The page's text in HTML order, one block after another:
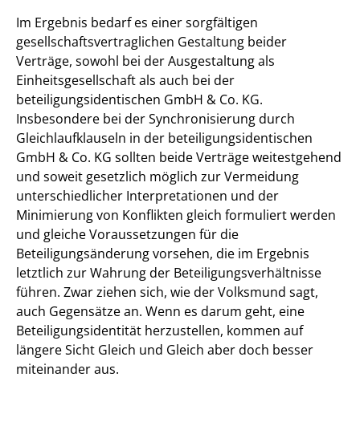
Im Ergebnis bedarf es einer sorgfältigen
gesellschaftsvertraglichen Gestaltung beider
Verträge, sowohl bei der Ausgestaltung als
Einheitsgesellschaft als auch bei der
beteiligungsidentischen GmbH & Co. KG.
Insbesondere bei der Synchronisierung durch
Gleichlaufklauseln in der beteiligungsidentischen
GmbH & Co. KG sollten beide Verträge weitestgehend
und soweit gesetzlich möglich zur Vermeidung
unterschiedlicher Interpretationen und der
Minimierung von Konflikten gleich formuliert werden
und gleiche Voraussetzungen für die
Beteiligungsänderung vorsehen, die im Ergebnis
letztlich zur Wahrung der Beteiligungsverhältnisse
führen. Zwar ziehen sich, wie der Volksmund sagt,
auch Gegensätze an. Wenn es darum geht, eine
Beteiligungsidentität herzustellen, kommen auf
längere Sicht Gleich und Gleich aber doch besser
miteinander aus.